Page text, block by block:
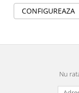
CONFIGUREAZA
Nu